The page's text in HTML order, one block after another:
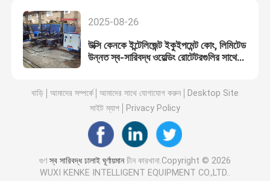
2025-08-26
উক্সি কেনকে ইন্টেলিজেন্ট ইকুইপমেন্ট কোং, লিমিটেড
উন্নত স্ব-সারিবদ্ধ ওয়েল্ডিং রোটেটরগুলির সাথে
বাড়ি আমাদের সম্পর্কে আমাদের সাথে যোগাযোগ করুন
Desktop Site
সাইট ম্যাপ
Privacy Policy
গুণস্ব সারিবদ্ধ ঢালাই ঘূর্ণায়মানচীন কারখানা.Copyright © 2026
WUXI KENKE INTELLIGENT EQUIPMENT CO.,LTD..